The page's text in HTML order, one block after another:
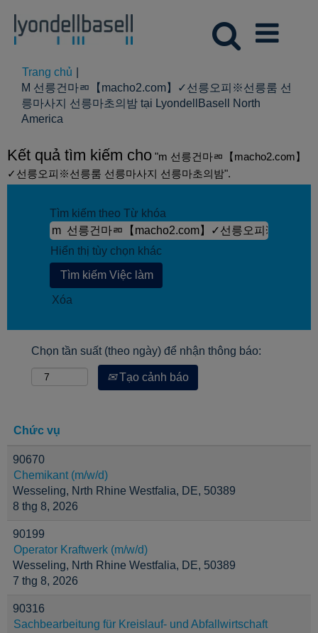
Trang chủ
M 선릉건마ㄻ【macho2.com】✓선릉오피※선릉룸 선
릉마사지 선릉마초의밤 tại LyondellBasell North
America
tại)
Kết quả tìm kiếm cho "m 선릉건마ㄻ【macho2.com】
✓선릉오피※선릉룸 선릉마사지 선릉마초의밤".
Tìm kiếm theo Từ khóa
Hiển thị tùy chọn khác
Xóa
Chọn tần suất (theo ngày) để nhận thông báo:
Tạo cảnh báo
Chức vụ
90670
Chemikant (m/w/d)
Wesseling, Nrth Rhine Westfalia, DE, 50389
8 thg 8, 2026
90199
Operator Kraftwerk (m/w/d)
Wesseling, Nrth Rhine Westfalia, DE, 50389
7 thg 8, 2026
90316
Sachbearbeitung für Kreislauf- und Abfallwirtschaft